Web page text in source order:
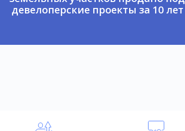
девелоперские проекты за 10 лет